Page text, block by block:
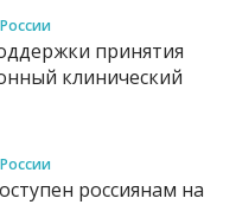
принятия
клинический
россиянам на